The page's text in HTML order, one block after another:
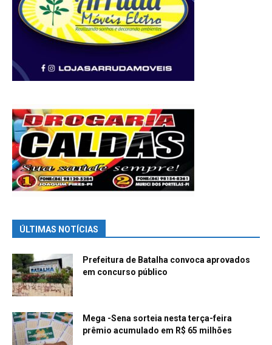
ÚLTIMAS NOTÍCIAS
Prefeitura de Batalha convoca aprovados
em concurso público
Mega -Sena sorteia nesta terça-feira
prêmio acumulado em R$ 65 milhões